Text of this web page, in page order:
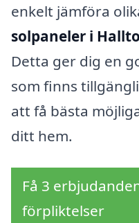
enkelt jämföra
solpaneler i
Detta ger dig en
som finns
att få bästa
ditt hem.
Få 3
förpliktelser